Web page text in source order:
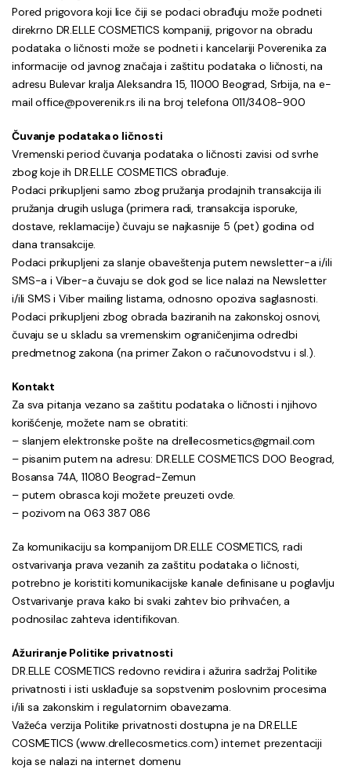
Pored prigovora koji lice čiji se podaci obrađuju može podneti
direkrno DR.ELLE COSMETICS kompaniji, prigovor na obradu
podataka o ličnosti može se podneti i kancelariji Poverenika za
informacije od javnog značaja i zaštitu podataka o ličnosti, na
adresu Bulevar kralja Aleksandra 15, 11000 Beograd, Srbija, na e-
mail office@poverenik.rs ili na broj telefona 011/3408-900
Čuvanje podataka o ličnosti
Vremenski period čuvanja podataka o ličnosti zavisi od svrhe
zbog koje ih DR.ELLE COSMETICS obrađuje.
Podaci prikupljeni samo zbog pružanja prodajnih transakcija ili
pružanja drugih usluga (primera radi, transakcija isporuke,
dostave, reklamacije) čuvaju se najkasnije 5 (pet) godina od
dana transakcije.
Podaci prikupljeni za slanje obaveštenja putem newsletter-a i/ili
SMS-a i Viber-a čuvaju se dok god se lice nalazi na Newsletter
i/ili SMS i Viber mailing listama, odnosno opoziva saglasnosti.
Podaci prikupljeni zbog obrada baziranih na zakonskoj osnovi,
čuvaju se u skladu sa vremenskim ograničenjima odredbi
predmetnog zakona (na primer Zakon o računovodstvu i sl.).
Kontakt
Za sva pitanja vezano sa zaštitu podataka o ličnosti i njihovo
korišćenje, možete nam se obratiti:
– slanjem elektronske pošte na drellecosmetics@gmail.com
– pisanim putem na adresu: DR.ELLE COSMETICS DOO Beograd,
Bosansa 74A, 11080 Beograd-Zemun
– putem obrasca koji možete preuzeti ovde.
– pozivom na 063 387 086
Za komunikaciju sa kompanijom DR.ELLE COSMETICS, radi
ostvarivanja prava vezanih za zaštitu podataka o ličnosti,
potrebno je koristiti komunikacijske kanale definisane u poglavlju
Ostvarivanje prava kako bi svaki zahtev bio prihvaćen, a
podnosilac zahteva identifikovan.
Ažuriranje Politike privatnosti
DR.ELLE COSMETICS redovno revidira i ažurira sadržaj Politike
privatnosti i isti usklađuje sa sopstvenim poslovnim procesima
i/ili sa zakonskim i regulatornim obavezama.
Važeća verzija Politike privatnosti dostupna je na DR.ELLE
COSMETICS (www.drellecosmetics.com) internet prezentaciji
koja se nalazi na internet domenu